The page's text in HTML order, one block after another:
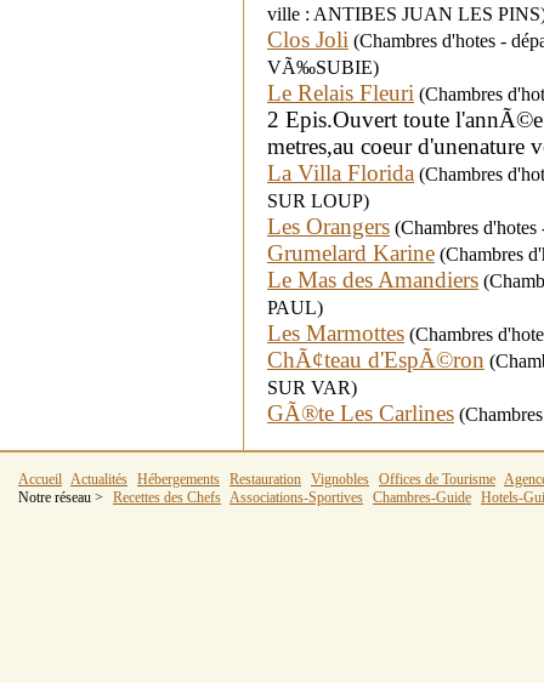
ville : ANTIBES JUAN LES
Clos Joli (Chambres d'hotes -
VÃ‰SUBIE)
Le Relais Fleuri (Chambres
2 Epis.Ouvert toute
metres,au coeur d'unenature
La Villa Florida (Chambres
SUR LOUP)
Les Orangers (Chambres
Grumelard Karine (Chambres
Le Mas des Amandiers
PAUL)
Les Marmottes (Chambres
ChÃ¢teau d'EspÃ©ron
SUR VAR)
GÃ®te Les Carlines
Accueil Actualités Hébergements Restauration Vignobles Offices de Tourisme
Notre réseau >
Recettes des Chefs Associations-Sportives Chambres-Guide Hotels-